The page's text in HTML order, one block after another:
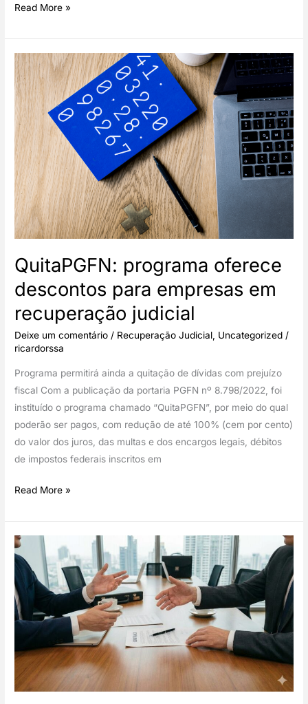
Recuperação
por
que
ela
se
tornou
a
melhor
alternativa
para
empresas
em
crise?
Read More »
QuitaPGFN: programa oferece
descontos para empresas em
recuperação judicial
Deixe um comentário / Recuperação Judicial Uncategorized /
ricardorssa
Programa permitirá ainda a quitação de dívidas com prejuízo
fiscal Com a publicação da portaria PGFN nº 8.798/2022, foi
instituído o programa chamado “QuitaPGFN”, por meio do qual
poderão ser pagos, com redução de até 100% (cem por cento)
do valor dos juros, das multas e dos encargos legais, débitos
de impostos federais inscritos em
QuitaPGFN:
oferece
descontos
para
empresas
em
recuperação
judicial
Read More »